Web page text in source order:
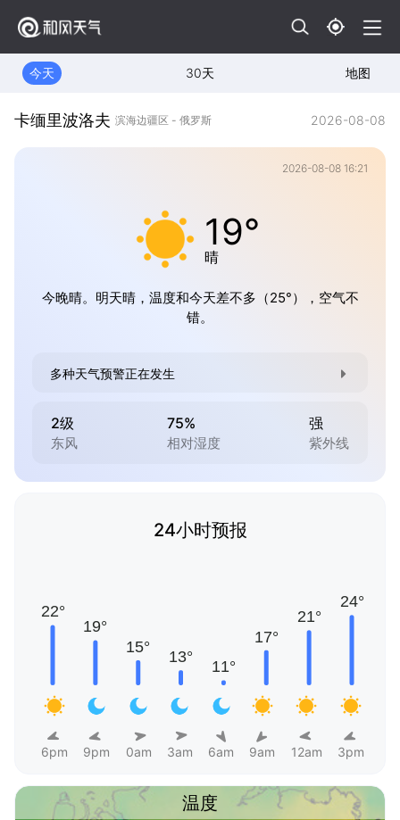
今天 30天 地图
卡缅里波洛夫 滨海边疆区 - 俄罗斯 2026-08-08
2026-08-08 16:21
19°
晴
今晚晴。明天晴，温度和今天差不多（25°），空气不
错。
多种天气预警正在发生
2级
东风
75%
相对湿度
强
紫外线
24小时预报
6pm 9pm 0am 3am 6am 9am 12am 3pm
温度